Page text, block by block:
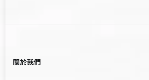
關於我們